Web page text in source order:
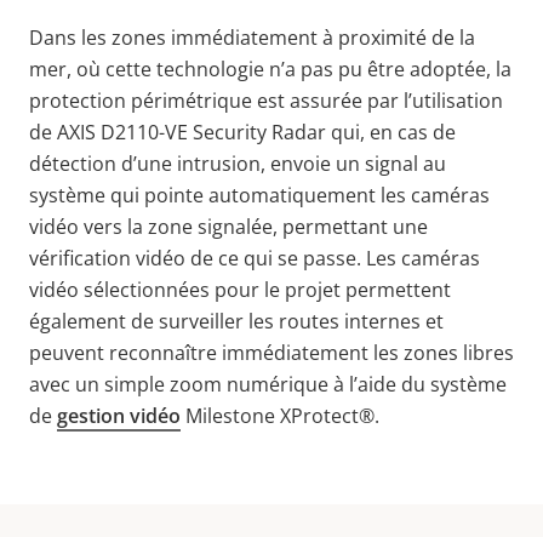
Dans les zones immédiatement à proximité de la
mer, où cette technologie n’a pas pu être adoptée, la
protection périmétrique est assurée par l’utilisation
de AXIS D2110-VE Security Radar qui, en cas de
détection d’une intrusion, envoie un signal au
système qui pointe automatiquement les caméras
vidéo vers la zone signalée, permettant une
vérification vidéo de ce qui se passe. Les caméras
vidéo sélectionnées pour le projet permettent
également de surveiller les routes internes et
peuvent reconnaître immédiatement les zones libres
avec un simple zoom numérique à l’aide du système
degestion vidéo Milestone XProtect®.